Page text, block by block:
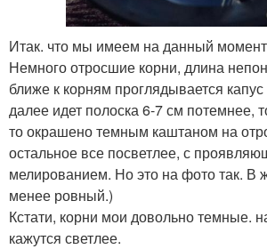
Итак. что мы имеем на данный
Немного отросшие корни, длина
ближе к корням проглядывается
далее идет полоска 6-7 см потемнее,
то окрашено темным каштаном на
остальное все посветлее, с
мелированием. Но это на фото так. В
менее ровный.)
Кстати, корни мои довольно темные.
кажутся светлее.